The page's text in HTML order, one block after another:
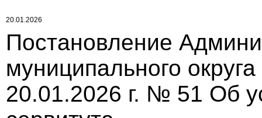
20.01.2026
Постановление
муниципального
20.01.2026 г. № 51 Об